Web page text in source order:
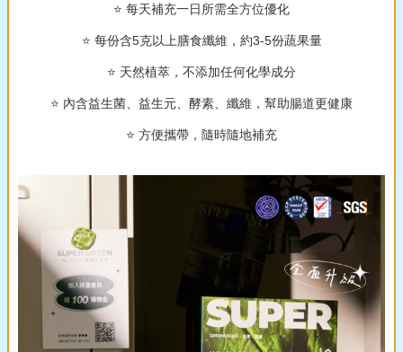
⭐️ 每天補充一日所需全方位優化
⭐️ 每份含5克以上膳食纖維，約3-5份蔬果量
⭐️ 天然植萃，不添加任何化學成分
⭐️ 內含益生菌、益生元、酵素、纖維，幫助腸道更健康
⭐️ 方便攜帶，隨時隨地補充